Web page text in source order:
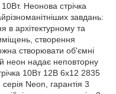
Неонова стрічка
завдань:
в архітектурному та
створення
створювати об'ємні
неон надає неповторну
10Вт 12В 6х12 2835
Neon, гарантія 3